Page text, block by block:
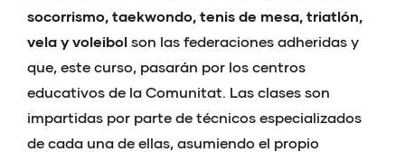
socorrismo, taekwondo, tenis de mesa, triatlón,
vela y voleibol son las federaciones adheridas y
que, este curso, pasarán por los centros
educativos de la Comunitat. Las clases son
impartidas por parte de técnicos especializados
de cada una de ellas, asumiendo el propio